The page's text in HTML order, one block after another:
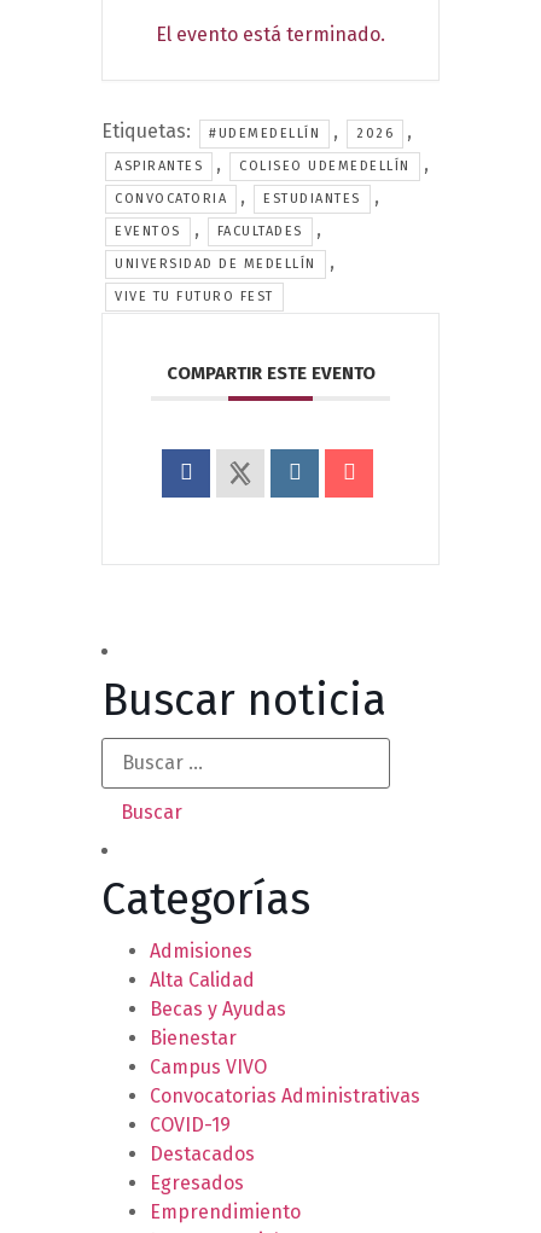
El evento está terminado.
Etiquetas: #UDEMEDELLÍN , 2026 ,
ASPIRANTES , COLISEO UDEMEDELLÍN ,
CONVOCATORIA , ESTUDIANTES ,
EVENTOS , FACULTADES ,
UNIVERSIDAD DE MEDELLÍN ,
VIVE TU FUTURO FEST
COMPARTIR ESTE EVENTO
Buscar noticia
Categorías
Admisiones
Alta Calidad
Becas y Ayudas
Bienestar
Campus VIVO
Convocatorias Administrativas
COVID-19
Destacados
Egresados
Emprendimiento